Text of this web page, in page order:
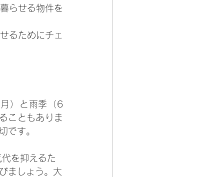
らせる物件を
るためにチェ
）と雨季（6
こともありま
です。
を抑えるた
ましょう。大